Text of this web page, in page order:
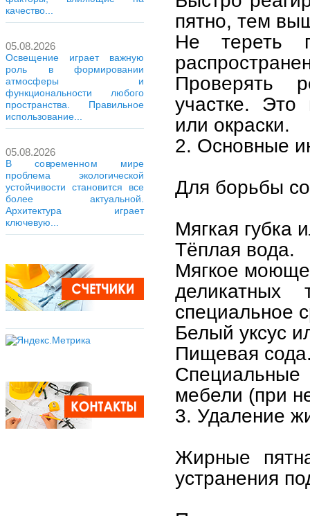
качество...
05.08.2026
Освещение играет важную
роль в формировании
атмосферы и
функциональности любого
пространства. Правильное
использование...
05.08.2026
В современном мире
проблема экологической
устойчивости становится все
более актуальной.
Архитектура играет
ключевую...
пятно, тем
Не тереть
Проверять
участке. Это
или окраски.
2. Основные
Для борьбы
Мягкая губка
Тёплая вода.
Мягкое
специальное
Белый уксус
Пищевая
Специальные
мебели (при
3. Удаление
Жирные
устранения